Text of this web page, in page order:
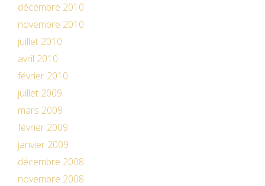
décembre 2010
novembre 2010
juillet 2010
avril 2010
février 2010
juillet 2009
mars 2009
février 2009
janvier 2009
décembre 2008
novembre 2008